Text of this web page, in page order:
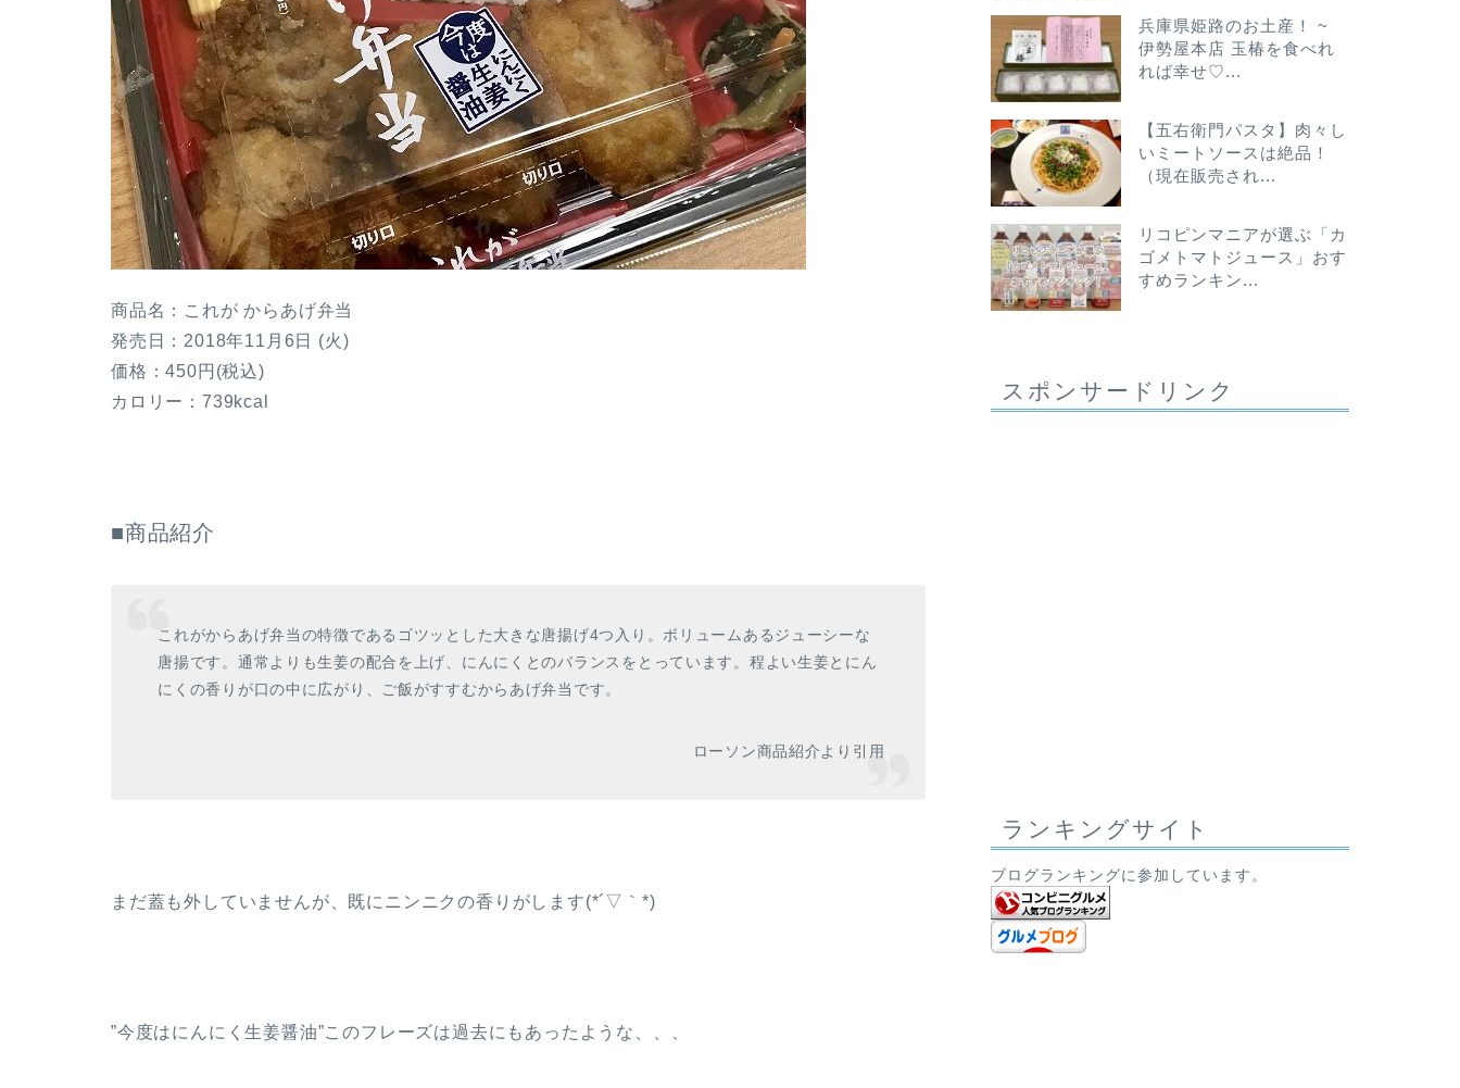
商品名：これが からあげ弁当
発売日：2018年11月6日 (火)
価格：450円(税込)
カロリー：739kcal
■商品紹介
これがからあげ弁当の特徴であるゴツッとした大きな唐揚げ4つ入り。ボリュームあるジューシーな
唐揚です。通常よりも生姜の配合を上げ、にんにくとのバランスをとっています。程よい生姜とにん
にくの香りが口の中に広がり、ご飯がすすむからあげ弁当です。
ローソン商品紹介より引用
まだ蓋も外していませんが、既にニンニクの香りがします(*´▽｀*)
”今度はにんにく生姜醤油”このフレーズは過去にもあったような、、、
兵庫県姫路のお土産！ ~
伊勢屋本店 玉椿を食べれ
れば幸せ♡...
【五右衛門パスタ】肉々し
いミートソースは絶品！
（現在販売され...
リコピンマニアが選ぶ「カ
ゴメトマトジュース」おす
すめランキン...
スポンサードリンク
ランキングサイト
ブログランキングに参加しています。